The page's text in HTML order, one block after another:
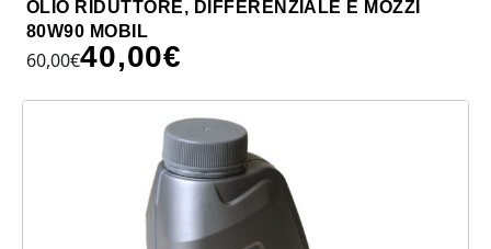
OLIO RIDUTTORE, DIFFERENZIALE E MOZZI
80W90 MOBIL
60,00€40,00€